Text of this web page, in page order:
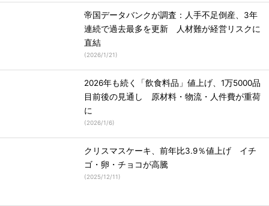
帝国データバンクが調査：人手不足倒産、3年
連続で過去最多を更新 人材難が経営リスクに
直結
(2026/1/21)
2026年も続く「飲食料品」値上げ、1万5000品
目前後の見通し 原材料・物流・人件費が重荷
に
(2026/1/6)
クリスマスケーキ、前年比3.9％値上げ イチ
ゴ・卵・チョコが高騰
(2025/12/11)